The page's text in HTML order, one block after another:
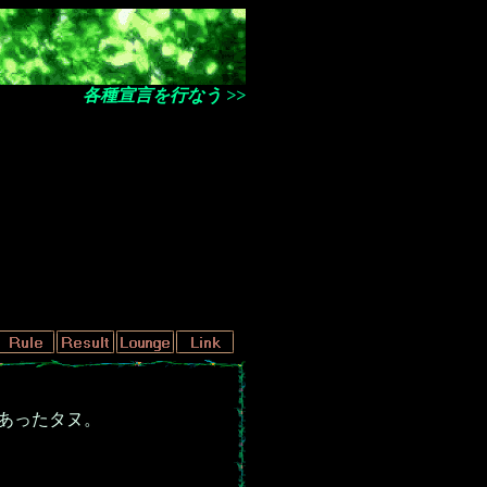
各種宣言を行なう >>
ったタヌ。